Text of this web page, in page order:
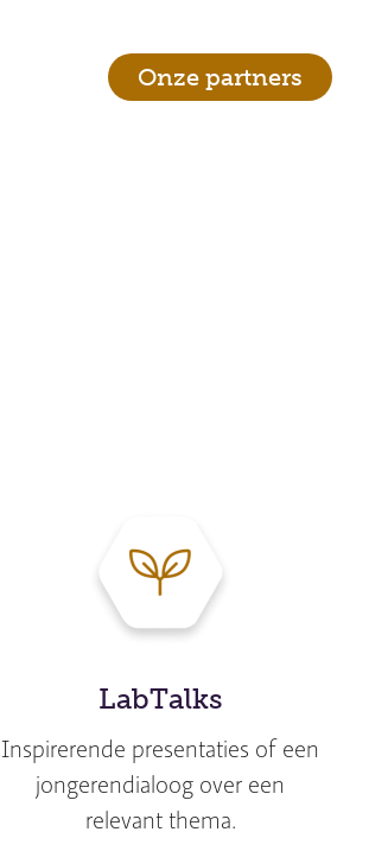
Onze partners
LabTalks
Inspirerende presentaties of een
jongerendialoog over een
relevant thema.